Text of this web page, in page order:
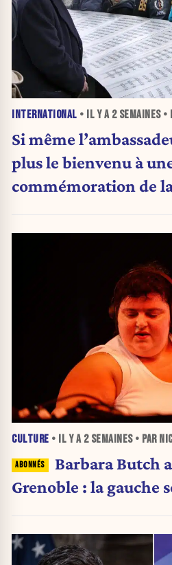
INTERNATIONAL • IL Y A 2 SEMAINES•
Si même
plus le bienvenu à
commémoration de
CULTURE • IL Y A 2 SEMAINES• PAR
Barbara Butch
Grenoble : la gauche